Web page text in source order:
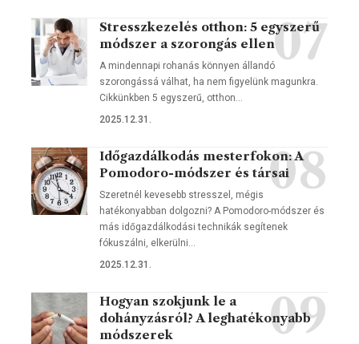
Stresszkezelés otthon: 5 egyszerű
módszer a szorongás ellen
A mindennapi rohanás könnyen állandó
szorongássá válhat, ha nem figyelünk magunkra.
Cikkünkben 5 egyszerű, otthon…
2025.12.31.
Időgazdálkodás mesterfokon: A
Pomodoro-módszer és társai
Szeretnél kevesebb stresszel, mégis
hatékonyabban dolgozni? A Pomodoro-módszer és
más időgazdálkodási technikák segítenek
fókuszálni, elkerülni…
2025.12.31.
Hogyan szokjunk le a
dohányzásról? A leghatékonyabb
módszerek